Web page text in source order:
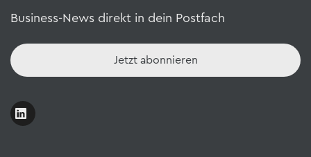
Business-News direkt in dein Postfach
Jetzt abonnieren